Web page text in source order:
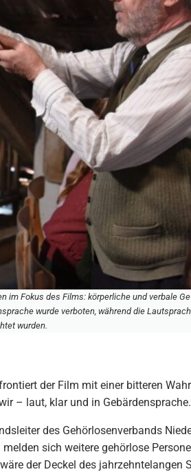
im Fokus des Films: körperliche und verbale
wurde verboten, während die
wurden.
der Film mit einer bitteren
– laut, klar und in
des Gehörlosenverbands
sich weitere gehörlose
der Deckel des jahrzehntelangen